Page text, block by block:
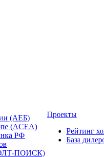
(АЕБ)
(ACEA)
РФ
ПОИСК)
Проекты
Рейтинг
База